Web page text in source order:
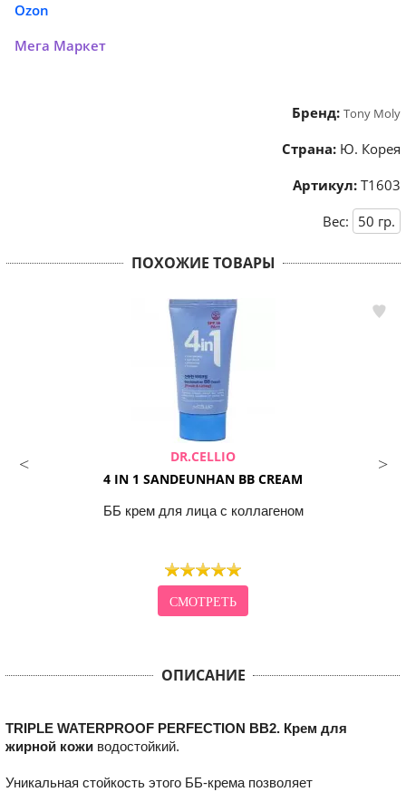
Ozon
Мега Маркет
Бренд: Tony Moly
Страна: Ю. Корея
Артикул: Т1603
Вес: 50 гр.
ПОХОЖИЕ ТОВАРЫ
DR.CELLIO
4 IN 1 SANDEUNHAN BB CREAM
ББ крем для лица с коллагеном
СМОТРЕТЬ
ОПИСАНИЕ
TRIPLE WATERPROOF PERFECTION BB2. Крем для
жирной кожи водостойкий.
Уникальная стойкость этого ББ-крема позволяет